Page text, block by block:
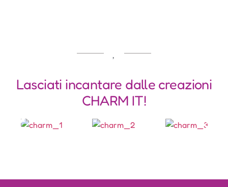
Lasciati incantare dalle creazioni
CHARM IT!